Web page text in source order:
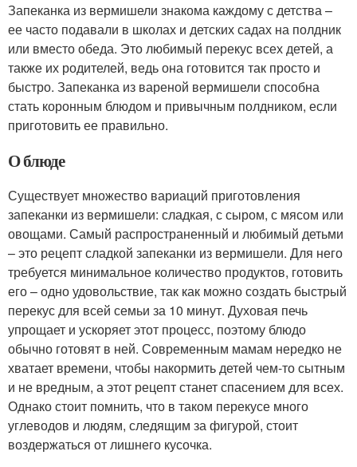
Запеканка из вермишели знакома каждому с детства –
ее часто подавали в школах и детских садах на полдник
или вместо обеда. Это любимый перекус всех детей, а
также их родителей, ведь она готовится так просто и
быстро. Запеканка из вареной вермишели способна
стать коронным блюдом и привычным полдником, если
приготовить ее правильно.
О блюде
Существует множество вариаций приготовления
запеканки из вермишели: сладкая, с сыром, с мясом или
овощами. Самый распространенный и любимый детьми
– это рецепт сладкой запеканки из вермишели. Для него
требуется минимальное количество продуктов, готовить
его – одно удовольствие, так как можно создать быстрый
перекус для всей семьи за 10 минут. Духовая печь
упрощает и ускоряет этот процесс, поэтому блюдо
обычно готовят в ней. Современным мамам нередко не
хватает времени, чтобы накормить детей чем-то сытным
и не вредным, а этот рецепт станет спасением для всех.
Однако стоит помнить, что в таком перекусе много
углеводов и людям, следящим за фигурой, стоит
воздержаться от лишнего кусочка.